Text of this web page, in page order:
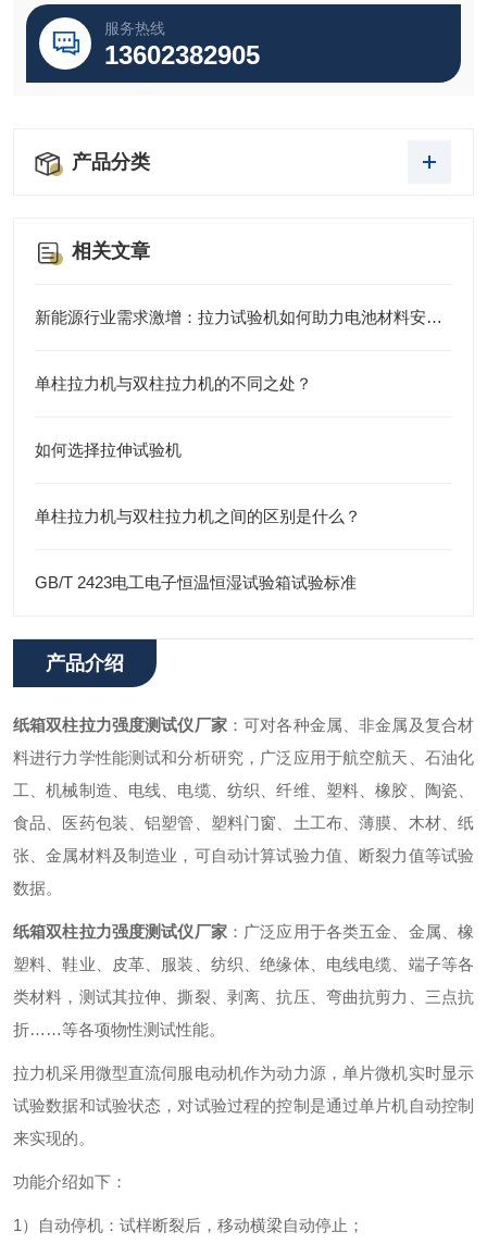
服务热线
13602382905
产品分类
相关文章
新能源行业需求激增：拉力试验机如何助力电池材料安全测试？
单柱拉力机与双柱拉力机的不同之处？
如何选择拉伸试验机
单柱拉力机与双柱拉力机之间的区别是什么？
GB/T 2423电工电子恒温恒湿试验箱试验标准
产品介绍
纸箱双柱拉力强度测试仪厂家：可对各种金属、非金属及复合材
料进行力学性能测试和分析研究，广泛应用于航空航天、石油化
工、机械制造、电线、电缆、纺织、纤维、塑料、橡胶、陶瓷、
食品、医药包装、铝塑管、塑料门窗、土工布、薄膜、木材、纸
张、金属材料及制造业，可自动计算试验力值、断裂力值等试验
数据。
纸箱双柱拉力强度测试仪厂家： 广泛应用于各类五金、金属、橡
塑料、鞋业、皮革、服装、纺织、绝缘体、电线电缆、端子等各
类材料，测试其拉伸、撕裂、剥离、抗压、弯曲抗剪力、三点抗
折……等各项物性测试性能。
拉力机采用微型直流伺服电动机作为动力源，单片微机实时显示
试验数据和试验状态，对试验过程的控制是通过单片机自动控制
来实现的。
功能介绍如下：
1）自动停机：试样断裂后，移动横梁自动停止；